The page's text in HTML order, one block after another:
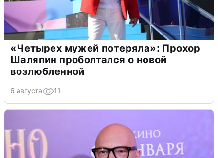
«Четырех мужей потеряла»: Прохор
Шаляпин проболтался о новой
возлюбленной
6 августа 11